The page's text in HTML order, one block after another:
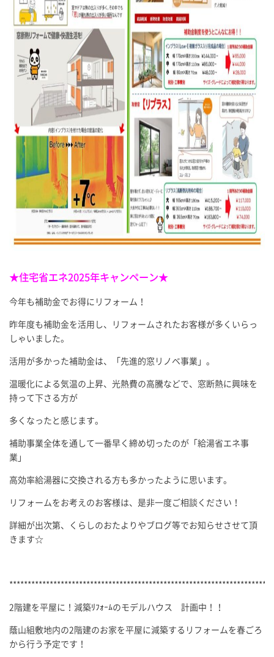
★住宅省エネ2025年キャンペーン★
今年も補助金でお得にリフォーム！
昨年度も補助金を活用し、リフォームされたお客様が多くいらっ
しゃいました。
活用が多かった補助金は、「先進的窓リノベ事業」。
温暖化による気温の上昇、光熱費の高騰などで、窓断熱に興味を
持って下さる方が
多くなったと感じます。
補助事業全体を通して一番早く締め切ったのが「給湯省エネ事
業」
高効率給湯器に交換される方も多かったように思います。
リフォームをお考えのお客様は、是非一度ご相談ください！
詳細が出次第、くらしのおたよりやブログ等でお知らせさせて頂
きます☆
2階建を平屋に！減築ﾘﾌｫｰﾑのモデルハウス 計画中！！
蔭山組敷地内の2階建のお家を平屋に減築するリフォームを春ごろ
から行う予定です！